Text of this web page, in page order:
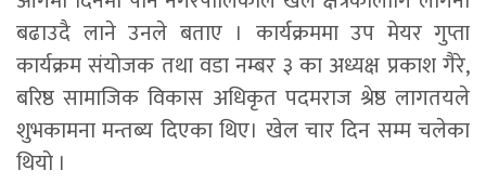
बढाउदै लाने उनले बताए । कार्यक्रममा उप मेयर गुप्ता
कार्यक्रम संयोजक तथा वडा नम्बर ३ का अध्यक्ष प्रकाश गैरे,
बरिष्ठ सामाजिक विकास अधिकृत पदमराज श्रेष्ठ लागतयले
शुभकामना मन्तब्य दिएका थिए। खेल चार दिन सम्म चलेका
थियो ।